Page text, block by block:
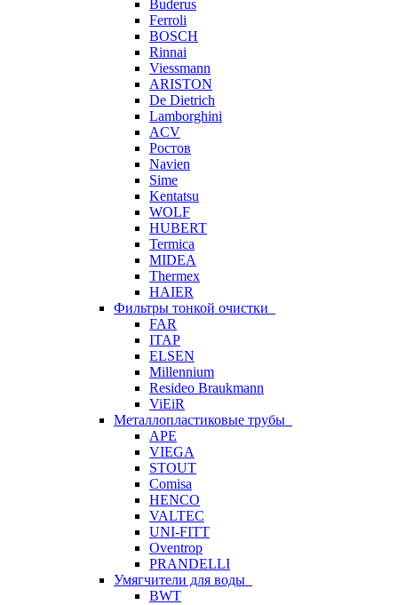
Buderus
Ferroli
BOSCH
Rinnai
Viessmann
ARISTON
De Dietrich
Lamborghini
ACV
Ростов
Navien
Sime
Kentatsu
WOLF
HUBERT
Termica
MIDEA
Thermex
HAIER
Фильтры тонкой очистки
FAR
ITAP
ELSEN
Millennium
Resideo Braukmann
ViEiR
Металлопластиковые трубы
APE
VIEGA
STOUT
Comisa
HENCO
VALTEC
UNI-FITT
Oventrop
PRANDELLI
Умягчители для воды
BWT